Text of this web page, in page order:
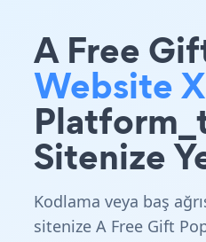
A Free
Website
Sitenize
Kodlama veya baş
sitenize A Free Gift